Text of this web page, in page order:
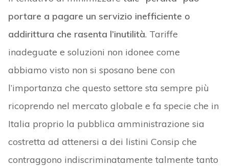
portare a pagare un servizio inefficiente o
addirittura che rasenta l’inutilità. Tariffe
inadeguate e soluzioni non idonee come
abbiamo visto non si sposano bene con
l’importanza che questo settore sta sempre più
ricoprendo nel mercato globale e fa specie che in
Italia proprio la pubblica amministrazione sia
costretta ad attenersi a dei listini Consip che
contraggono indiscriminatamente talmente tanto